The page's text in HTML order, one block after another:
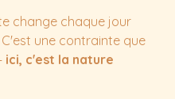
change chaque jour
une contrainte que
ici, c'est la nature